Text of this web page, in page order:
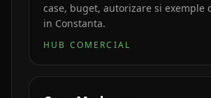
case, buget, autorizare si exemple
in Constanta.
HUB COMERCIAL